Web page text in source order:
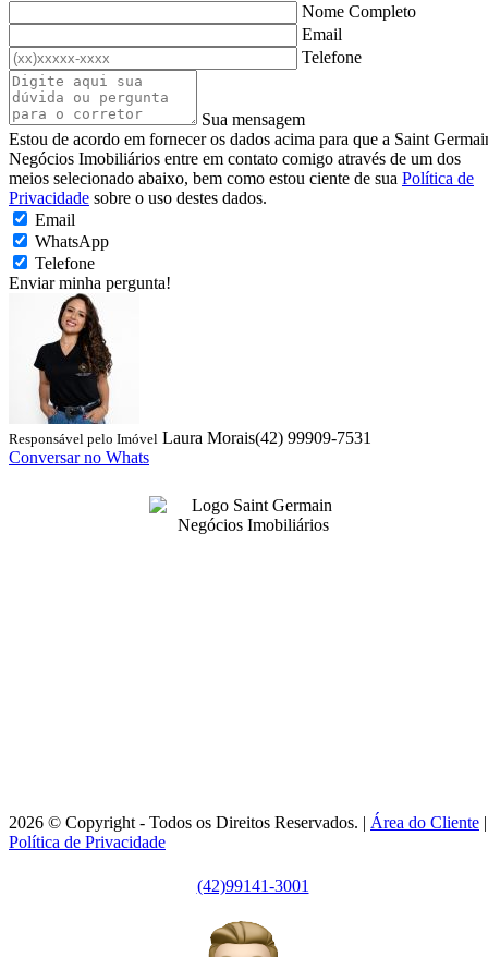
Nome Completo
Email
Telefone
Sua mensagem
Estou de acordo em fornecer os dados acima para que a Saint
Negócios Imobiliários entre em contato comigo através de um dos
meios selecionado abaixo, bem como estou ciente de sua Política de
Privacidade sobre o uso destes dados.
Email
WhatsApp
Telefone
Enviar minha pergunta!
Responsável pelo Imóvel Laura Morais(42) 99909-7531
Conversar no Whats
2026 © Copyright - Todos os Direitos Reservados. | Área do Cliente |
Política de Privacidade
(42)99141-3001